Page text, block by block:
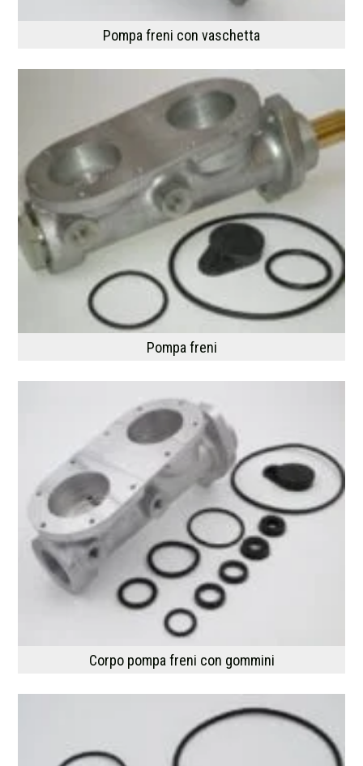
Pompa freni con vaschetta
Pompa freni
Corpo pompa freni con gommini